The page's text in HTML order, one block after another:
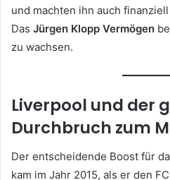
und machten ihn auch
Das Jürgen Klopp Vermögen
zu wachsen.
Liverpool und der
Durchbruch zum
Der entscheidende Boost für
kam im Jahr 2015, als er den